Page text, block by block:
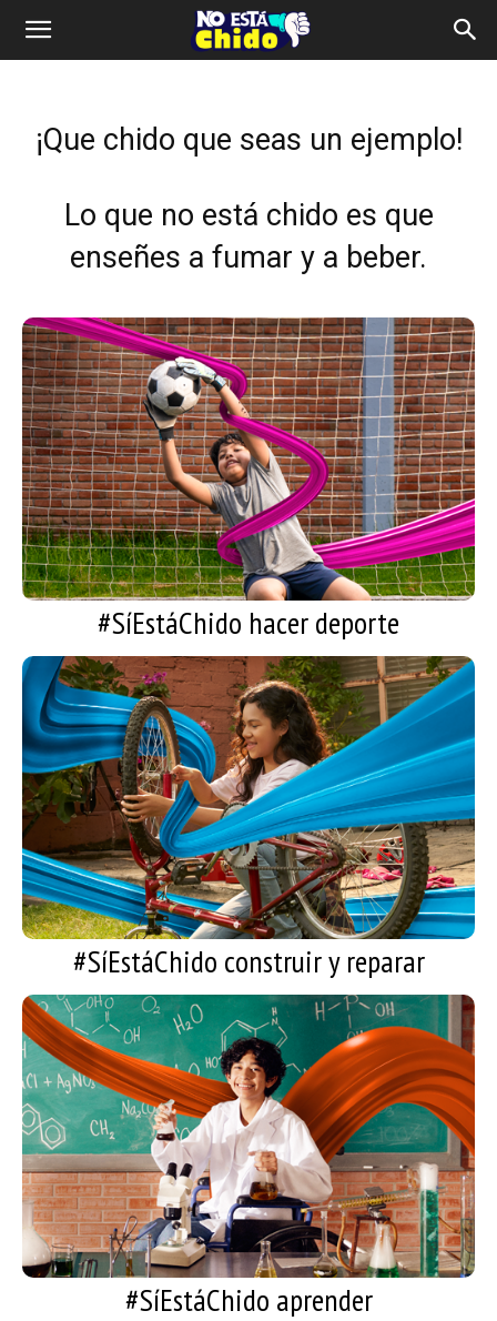
¡Que chido que seas un ejemplo!
Lo que no está chido es que
enseñes a fumar y a beber.
#SíEstáChido hacer deporte
Actividades deportivas que puedes realizar
#SíEstáChido hacer deporte
#SíEstáChido reparar
Aprende a construir y reparar
#SíEstáChido construir y reparar
#SíEstáChido aprender
Cursos y recomendaciones para seguir
aprendiendo
#SíEstáChido aprender